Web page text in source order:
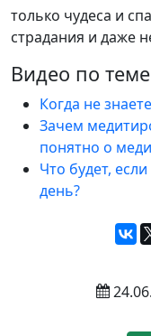
только чудеса и
страдания и даже
Видео по теме
Когда не
Зачем
понятно о
Что будет,
день?